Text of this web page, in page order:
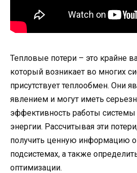
Тепловые потери – это крайне
который возникает во многих
присутствует теплообмен. Они
явлением и могут иметь
эффективность работы
энергии. Рассчитывая эти
получить ценную информацию
подсистемах, а также
оптимизации.